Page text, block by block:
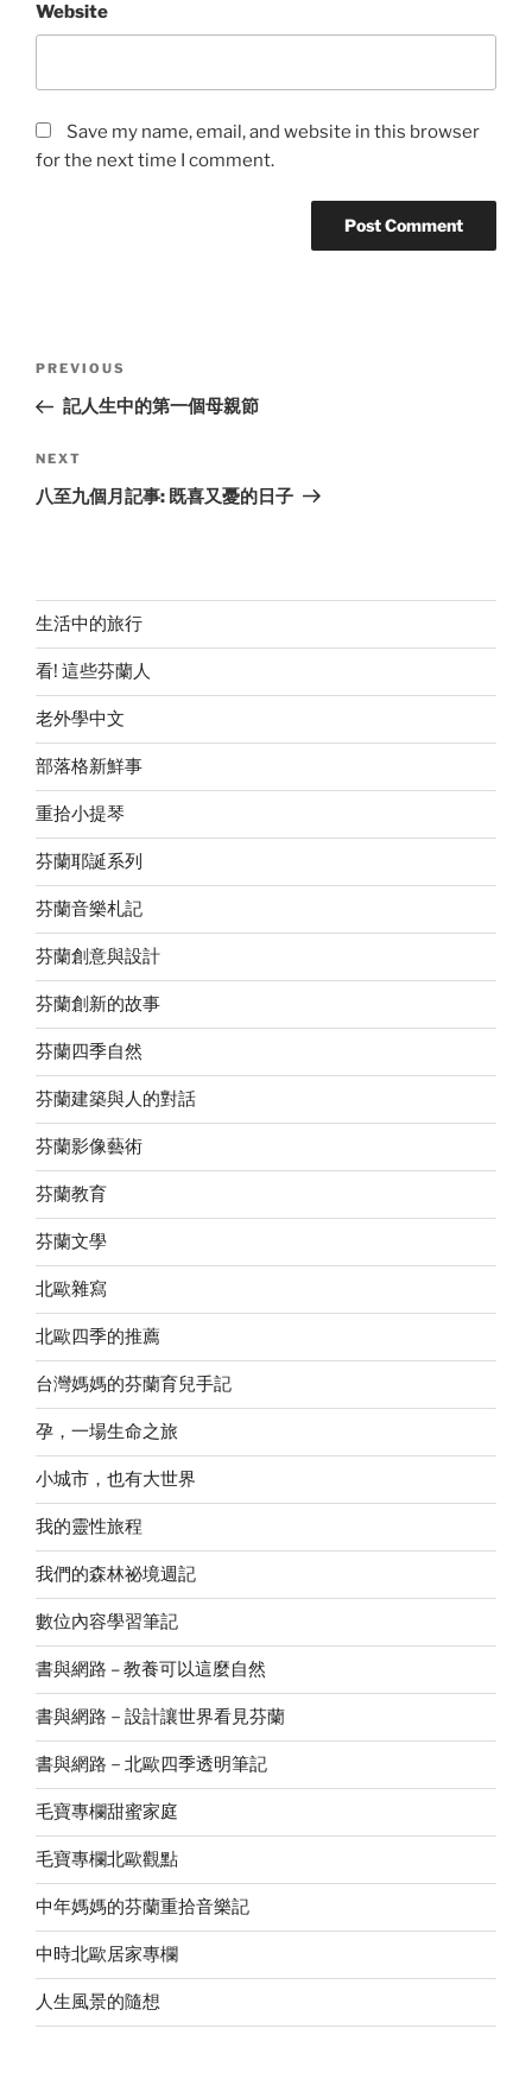
Website
Save my name, email, and website in this browser
for the next time I comment.
Previous
Post
PREVIOUS
記人生中的第一個母親節
Next
Post
NEXT
八至九個月記事: 既喜又憂的日子
生活中的旅行
看! 這些芬蘭人
老外學中文
部落格新鮮事
重拾小提琴
芬蘭耶誕系列
芬蘭音樂札記
芬蘭創意與設計
芬蘭創新的故事
芬蘭四季自然
芬蘭建築與人的對話
芬蘭影像藝術
芬蘭教育
芬蘭文學
北歐雜寫
北歐四季的推薦
台灣媽媽的芬蘭育兒手記
孕，一場生命之旅
小城市，也有大世界
我的靈性旅程
我們的森林祕境週記
數位內容學習筆記
書與網路 – 教養可以這麼自然
書與網路－設計讓世界看見芬蘭
書與網路－北歐四季透明筆記
毛寶專欄甜蜜家庭
毛寶專欄北歐觀點
中年媽媽的芬蘭重拾音樂記
中時北歐居家專欄
人生風景的隨想